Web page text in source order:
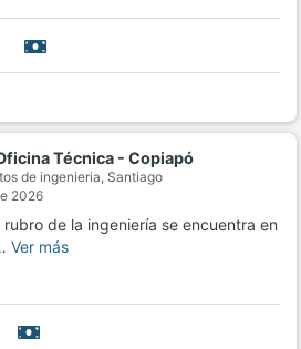
Técnica - Copiapó
de ingenieria, Santiago
2026
de la ingeniería se encuentra en
Ver más